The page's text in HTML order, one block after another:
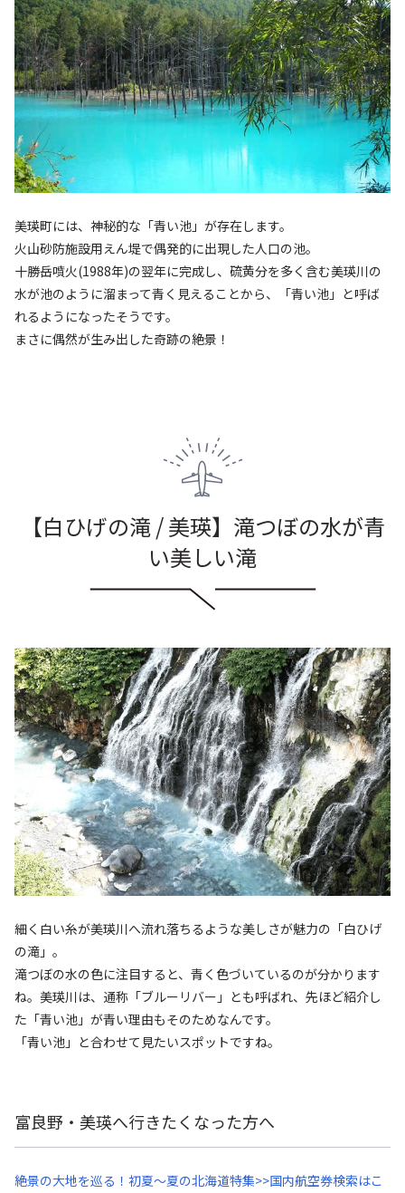
美瑛町には、神秘的な「青い池」が存在します。
火山砂防施設用えん堤で偶発的に出現した人口の池。
十勝岳噴火(1988年)の翌年に完成し、硫黄分を多く含む美瑛川の
水が池のように溜まって青く見えることから、「青い池」と呼ば
れるようになったそうです。
まさに偶然が生み出した奇跡の絶景！
【白ひげの滝 / 美瑛】滝つぼの水が青
い美しい滝
細く白い糸が美瑛川へ流れ落ちるような美しさが魅力の「白ひげ
の滝」。
滝つぼの水の色に注目すると、青く色づいているのが分かります
ね。美瑛川は、通称「ブルーリバー」とも呼ばれ、先ほど紹介し
た「青い池」が青い理由もそのためなんです。
「青い池」と合わせて見たいスポットですね。
富良野・美瑛へ行きたくなった方へ
絶景の大地を巡る！初夏～夏の北海道特集>>国内航空券検索はこ